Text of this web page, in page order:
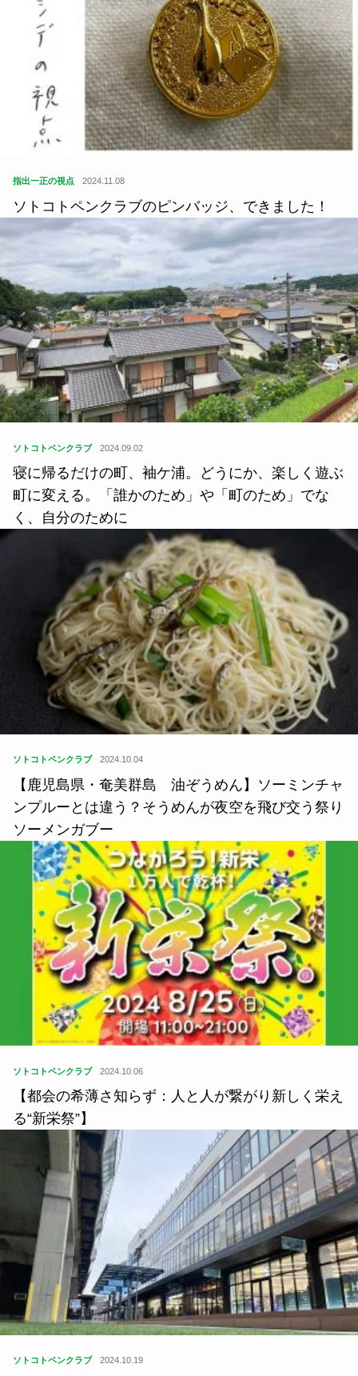
指出一正の視点 2024.11.08
ソトコトペンクラブのピンバッジ、できました！
ソトコトペンクラブ 2024.09.02
寝に帰るだけの町、袖ケ浦。どうにか、楽しく遊ぶ
町に変える。「誰かのため」や「町のため」でな
く、自分のために
ソトコトペンクラブ 2024.10.04
【鹿児島県・奄美群島 油ぞうめん】ソーミンチャ
ンプルーとは違う？そうめんが夜空を飛び交う祭り
ソーメンガブー
ソトコトペンクラブ 2024.10.06
【都会の希薄さ知らず：人と人が繋がり新しく栄え
る“新栄祭”】
ソトコトペンクラブ 2024.10.19